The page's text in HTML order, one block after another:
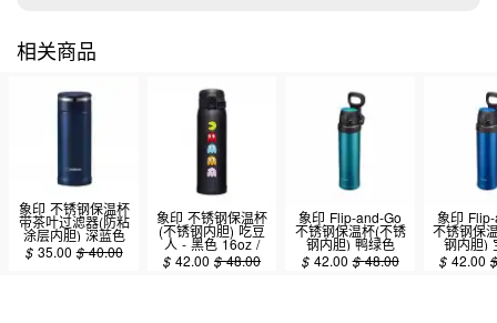
相关商品
象印 不锈钢保温杯
带茶叶过滤器(防粘
涂层内胆) 深蓝色
11oz / 0.34L (SM-
JTE34-AD)
$ 35.00 $40.00
象印 不锈钢保温杯
(不锈钢内胆) 吃豆
人 - 黑色 16oz /
0.48L (SM-
SHE48PA-BA)
$42.00 $48.00
象印 Flip-and-Go
不锈钢保温杯(不锈
钢内胆) 鸭绿色
16oz / 0.48L (SM-
QHE48-GK)
$ 42.00 $48.00
象印
不锈钢保
钢内胆)
16oz /
$42.00